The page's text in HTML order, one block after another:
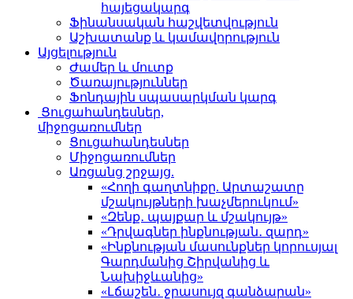
հայեցակարգ
Ֆինանսական հաշվետվություն
Աշխատանք և կամավորություն
Այցելություն
Ժամեր և մուտք
Ծառայություններ
Ֆոնդային սպասարկման կարգ
Ցուցահանդեսներ,
միջոցառումներ
Ցուցահանդեսներ
Միջոցառումներ
Առցանց շրջայց.
«Հողի գաղտնիքը. Արտաշատը
մշակույթների խաչմերուկում»
«Զենք․ պայքար և մշակույթ»
«Դրվագներ ինքնության․ զարդ»
«Ինքնության մասունքներ կորուսյալ
Գարդմանից Շիրվանից և
Նախիջևանից»
«Լճաշեն․ ջրասույզ գանձարան»